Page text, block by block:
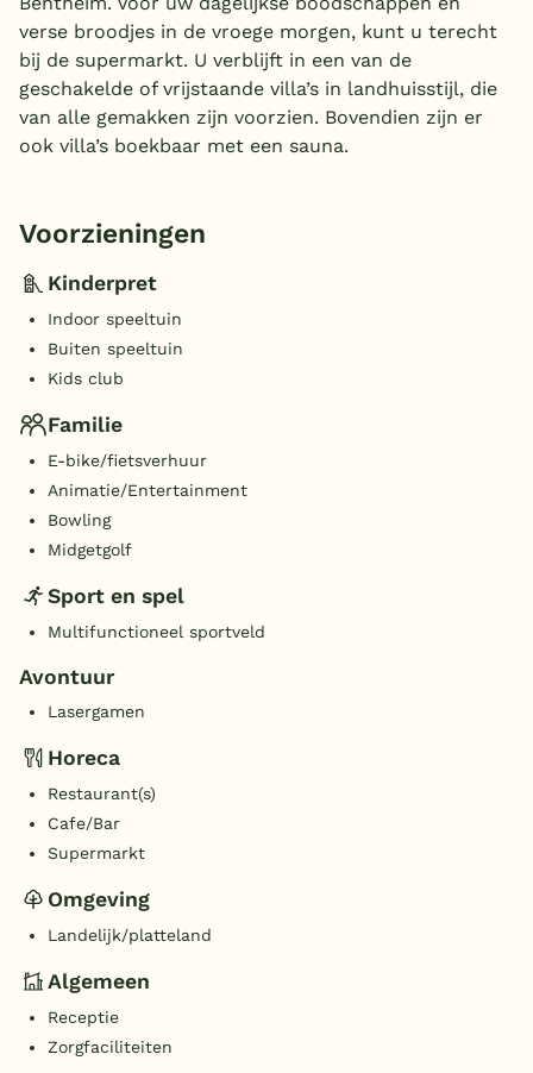
verse broodjes in de vroege morgen, kunt u terecht
bij de supermarkt. U verblijft in een van de
geschakelde of vrijstaande villa’s in landhuisstijl, die
van alle gemakken zijn voorzien. Bovendien zijn er
ook villa’s boekbaar met een sauna.
Voorzieningen
Kinderpret
Indoor speeltuin
Buiten speeltuin
Kids club
Familie
E-bike/fietsverhuur
Animatie/Entertainment
Bowling
Midgetgolf
Sport en spel
Multifunctioneel sportveld
Avontuur
Lasergamen
Horeca
Restaurant(s)
Cafe/Bar
Supermarkt
Omgeving
Landelijk/platteland
Algemeen
Receptie
Zorgfaciliteiten